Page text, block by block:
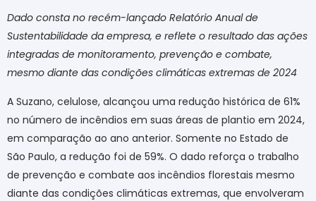
Dado consta no recém-lançado Relatório Anual de
Sustentabilidade da empresa, e reflete o resultado das ações
integradas de monitoramento, prevenção e combate,
mesmo diante das condições climáticas extremas de 2024
A Suzano, celulose, alcançou uma redução histórica de 61%
no número de incêndios em suas áreas de plantio em 2024,
em comparação ao ano anterior. Somente no Estado de
São Paulo, a redução foi de 59%. O dado reforça o trabalho
de prevenção e combate aos incêndios florestais mesmo
diante das condições climáticas extremas, que envolveram